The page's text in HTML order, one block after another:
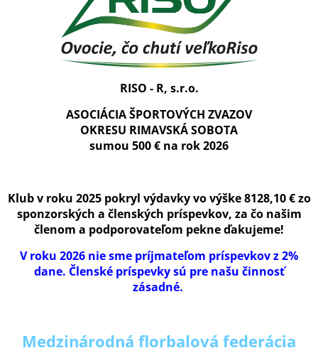
RISO - R, s.r.o.
ASOCIÁCIA ŠPORTOVÝCH ZVAZOV
OKRESU RIMAVSKÁ SOBOTA
sumou 500 € na rok 2026
Klub v roku 2025 pokryl výdavky vo výške 8128,10 € zo
sponzorských a členských príspevkov, za čo našim
členom a podporovateľom pekne ďakujeme!
V roku 2026 nie sme príjmateľom príspevkov z 2%
dane. Členské príspevky sú pre našu činnosť
zásadné.
Medzinárodná florbalová federácia